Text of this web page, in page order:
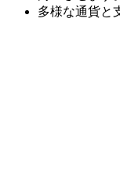
多様な通貨と